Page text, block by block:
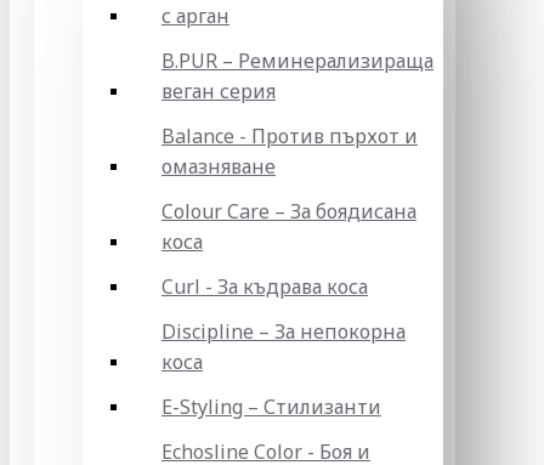
с арган
B.PUR – Реминерализираща
веган серия
Balance - Против пърхот и
омазняване
Colour Care – За боядисана
коса
Curl - За къдрава коса
Discipline – За непокорна
коса
E-Styling – Стилизанти
Echosline Color - Боя и